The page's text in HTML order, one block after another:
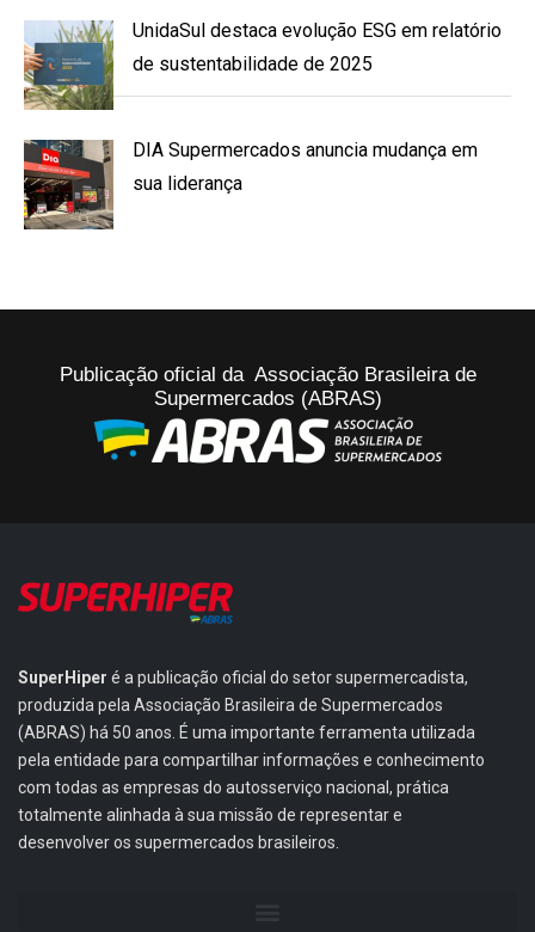
UnidaSul destaca evolução ESG em relatório
de sustentabilidade de 2025
DIA Supermercados anuncia mudança em
sua liderança
Publicação oficial da Associação Brasileira de
Supermercados (ABRAS)
SuperHiper é a publicação oficial do setor supermercadista,
produzida pela Associação Brasileira de Supermercados
(ABRAS) há 50 anos. É uma importante ferramenta utilizada
pela entidade para compartilhar informações e conhecimento
com todas as empresas do autosserviço nacional, prática
totalmente alinhada à sua missão de representar e
desenvolver os supermercados brasileiros.